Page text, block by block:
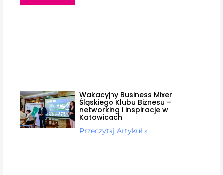
Wakacyjny Business Mixer
Śląskiego Klubu Biznesu –
networking i inspiracje w
Katowicach
Przeczytaj Artykuł »